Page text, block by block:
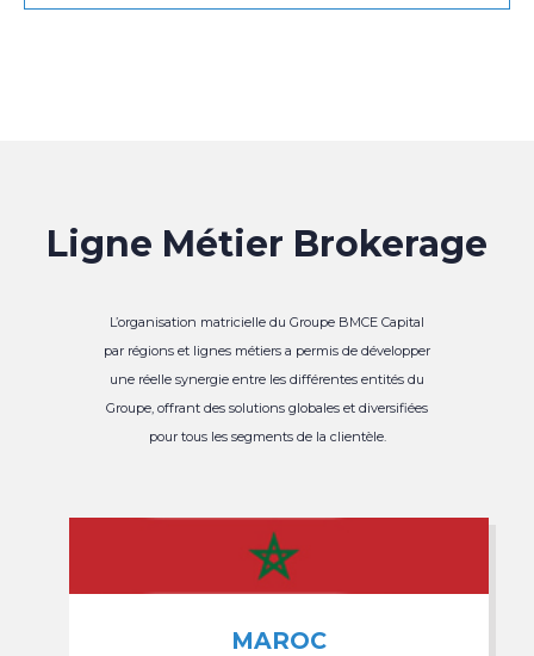
Ligne Métier Brokerage
L’organisation matricielle du Groupe BMCE Capital
par régions et lignes métiers a permis de développer
une réelle synergie entre les différentes entités du
Groupe, offrant des solutions globales et diversifiées
pour tous les segments de la clientèle.
MAROC